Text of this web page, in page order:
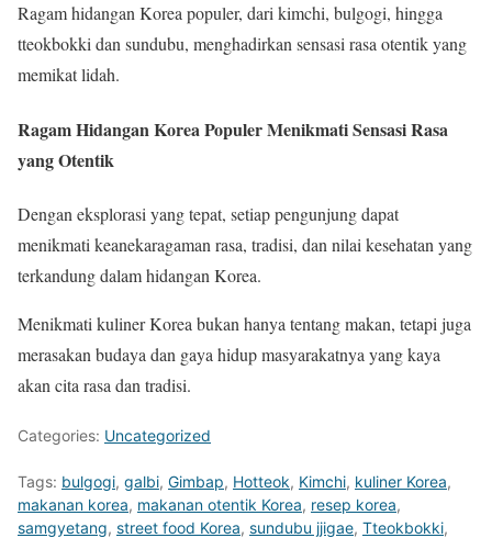
Ragam hidangan Korea populer, dari kimchi, bulgogi, hingga
tteokbokki dan sundubu, menghadirkan sensasi rasa otentik yang
memikat lidah.
Ragam Hidangan Korea Populer Menikmati Sensasi Rasa
yang Otentik
Dengan eksplorasi yang tepat, setiap pengunjung dapat
menikmati keanekaragaman rasa, tradisi, dan nilai kesehatan yang
terkandung dalam hidangan Korea.
Menikmati kuliner Korea bukan hanya tentang makan, tetapi juga
merasakan budaya dan gaya hidup masyarakatnya yang kaya
akan cita rasa dan tradisi.
Categories: Uncategorized
Tags: bulgogi, galbi, Gimbap, Hotteok, Kimchi, kuliner Korea,
makanan korea, makanan otentik Korea, resep korea,
samgyetang, street food Korea, sundubu jjigae, Tteokbokki,